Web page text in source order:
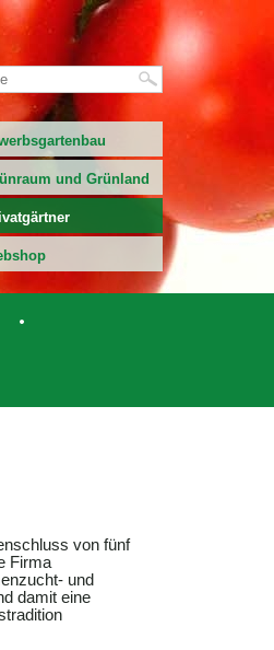
und Grünland
von fünf
Firma
und
damit eine